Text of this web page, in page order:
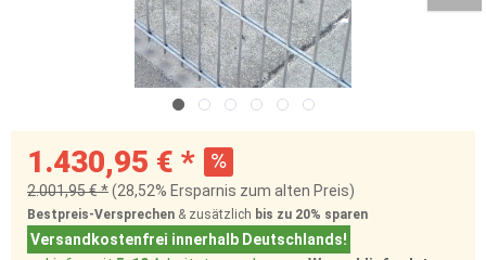
1.430,95 € *
2.001,95 € *(28,52% Ersparnis zum alten Preis)
Bestpreis-Versprechen & zusätzlich bis zu 20% sparen
Versandkostenfrei innerhalb Deutschlands!